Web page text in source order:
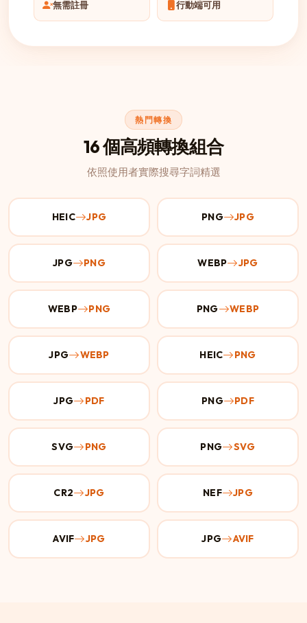
無需註冊 行動端可用
熱門轉換
16 個高頻轉換組合
依照使用者實際搜尋字詞精選
HEIC JPG PNG JPG
JPG PNG WEBP JPG
WEBP PNG PNG WEBP
JPG WEBP HEIC PNG
JPG PDF PNG PDF
SVG PNG PNG SVG
CR2 JPG NEF JPG
AVIF JPG JPG AVIF